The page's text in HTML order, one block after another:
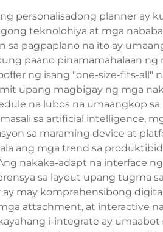
personalisadong planner ay
teknolohiya at mga
sa pagpaplano na ito ay
paano pinamamahalaan
ng isang "one-size-fits-all"
upang magbigay ng mga
na lubos na umaangkop
sa artificial intelligence,
sa maraming device at
ang mga trend sa
nakaka-adapt na interface
sa layout upang tugma
ay may komprehensibong
attachment, at interactive
i-integrate ay